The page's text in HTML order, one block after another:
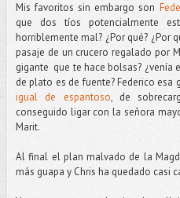
Mis favoritos sin embargo son
que dos tíos potencialmente
horriblemente mal? ¿Por qué? ¿Por
pasaje de un crucero regalado por
gigante que te hace bolsas? ¿venía
de plato es de fuente? Federico esa
igual de espantoso, de
conseguido ligar con la señora
Marit.
Al final el plan malvado de la
más guapa y Chris ha quedado casi